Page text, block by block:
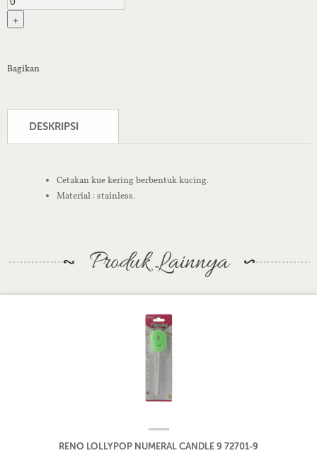
+
Bagikan
DESKRIPSI
Cetakan kue kering berbentuk kucing.
Material : stainless.
Produk Lainnya
RENO LOLLYPOP NUMERAL CANDLE 9 72701-9